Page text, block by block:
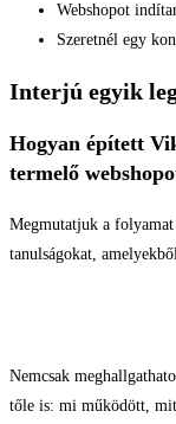
Webshopot
Szeretnél egy
Interjú egyik
Hogyan épített
termelő
Megmutatjuk a folyamat
tanulságokat,
Nemcsak
tőle is: mi működött, mit